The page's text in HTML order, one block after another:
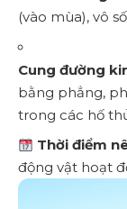
(vào mùa), vô
Cung đường
bằng phẳng,
trong các hố
Thời điểm
động vật hoạt